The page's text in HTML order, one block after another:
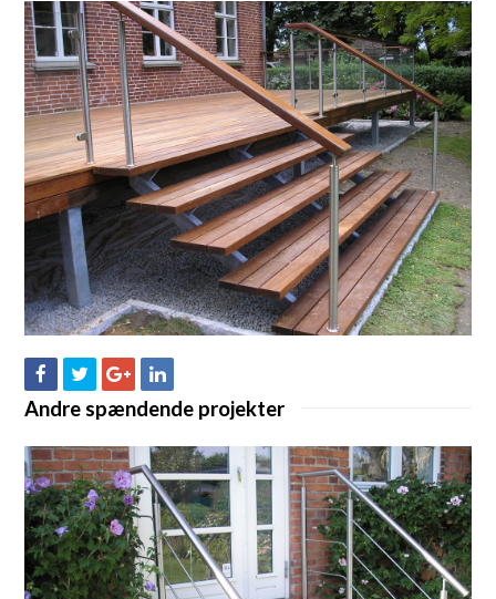
Terrasse med trappe til have
Andre spændende projekter